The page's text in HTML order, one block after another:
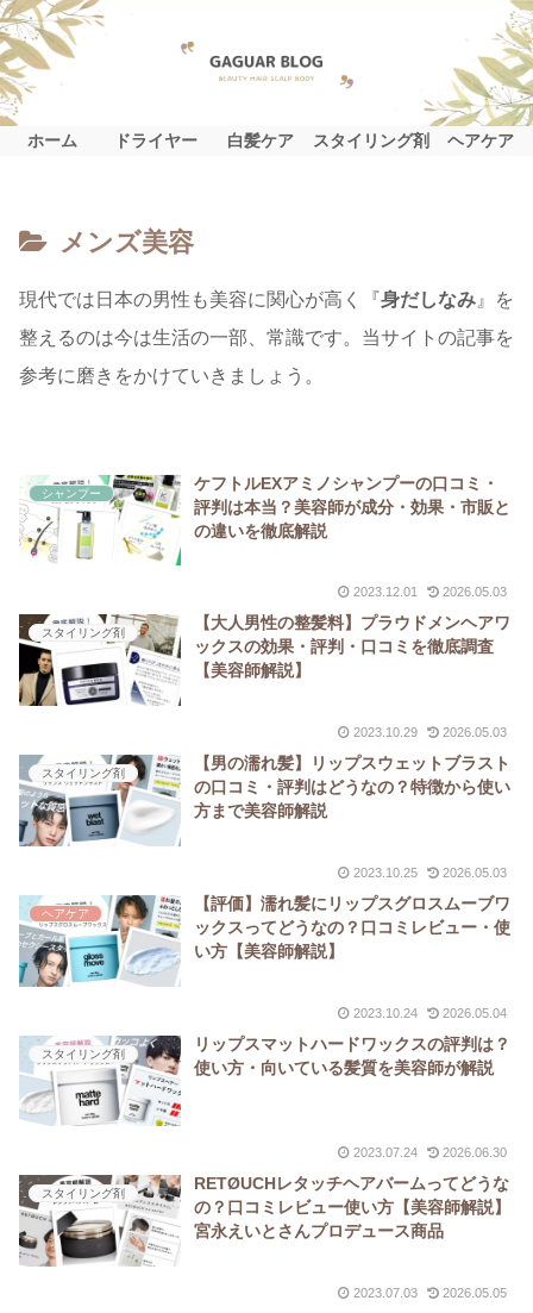
ホーム ドライヤー 白髪ケア スタイリング剤 ヘアケア
メンズ美容
現代では日本の男性も美容に関心が高く『身だしなみ 』を
整えるのは今は生活の一部、常識です。当サイトの記事を
参考に磨きをかけていきましょう。
シャンプー
ケフトルEXアミノシャンプーの口コミ・
評判は本当？美容師が成分・効果・市販と
の違いを徹底解説
2023.12.01 2026.05.03
スタイリング剤
【大人男性の整髪料】プラウドメンヘアワ
ックスの効果・評判・口コミを徹底調査
【美容師解説】
2023.10.29 2026.05.03
スタイリング剤
【男の濡れ髪】リップスウェットブラスト
の口コミ・評判はどうなの？特徴から使い
方まで美容師解説
2023.10.25 2026.05.03
ヘアケア
【評価】濡れ髪にリップスグロスムーブワ
ックスってどうなの？口コミレビュー・使
い方【美容師解説】
2023.10.24 2026.05.04
スタイリング剤
リップスマットハードワックスの評判は？
使い方・向いている髪質を美容師が解説
2023.07.24 2026.06.30
スタイリング剤
RETØUCHレタッチヘアバームってどうな
の？口コミレビュー使い方【美容師解説】
宮永えいとさんプロデュース商品
2023.07.03 2026.05.05